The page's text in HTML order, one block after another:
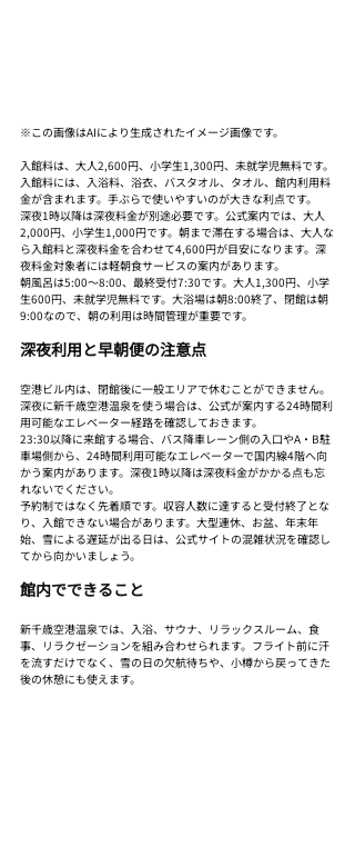
※この画像はAIにより生成されたイメージ画像です。
入館料は、大人2,600円、小学生1,300円、未就学児無料です。
入館料には、入浴料、浴衣、バスタオル、タオル、館内利用料
金が含まれます。手ぶらで使いやすいのが大きな利点です。
深夜1時以降は深夜料金が別途必要です。公式案内では、大人
2,000円、小学生1,000円です。朝まで滞在する場合は、大人な
ら入館料と深夜料金を合わせて4,600円が目安になります。深
夜料金対象者には軽朝食サービスの案内があります。
朝風呂は5:00〜8:00、最終受付7:30です。大人1,300円、小学
生600円、未就学児無料です。大浴場は朝8:00終了、閉館は朝
9:00なので、朝の利用は時間管理が重要です。
深夜利用と早朝便の注意点
空港ビル内は、閉館後に一般エリアで休むことができません。
深夜に新千歳空港温泉を使う場合は、公式が案内する24時間利
用可能なエレベーター経路を確認しておきます。
23:30以降に来館する場合、バス降車レーン側の入口やA・B駐
車場側から、24時間利用可能なエレベーターで国内線4階へ向
かう案内があります。深夜1時以降は深夜料金がかかる点も忘
れないでください。
予約制ではなく先着順です。収容人数に達すると受付終了とな
り、入館できない場合があります。大型連休、お盆、年末年
始、雪による遅延が出る日は、公式サイトの混雑状況を確認し
てから向かいましょう。
館内でできること
新千歳空港温泉では、入浴、サウナ、リラックスルーム、食
事、リラクゼーションを組み合わせられます。フライト前に汗
を流すだけでなく、雪の日の欠航待ちや、小樽から戻ってきた
後の休憩にも使えます。